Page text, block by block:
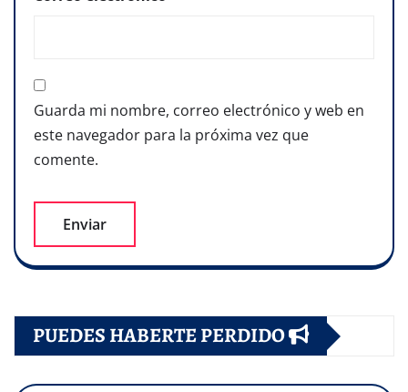
Guarda mi nombre, correo electrónico y web en
este navegador para la próxima vez que
comente.
PUEDES HABERTE PERDIDO